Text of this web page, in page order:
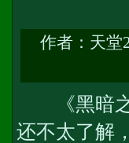
作者： 天
《黑暗之
还不太了解